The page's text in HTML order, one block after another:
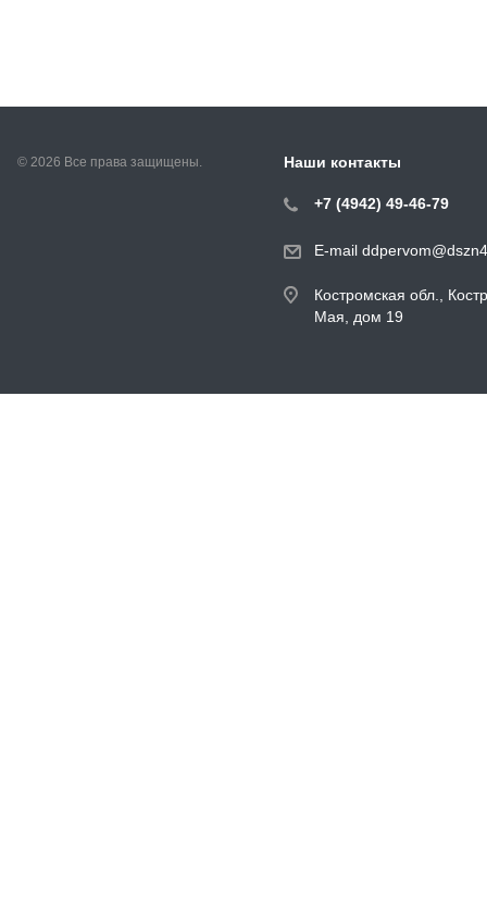
© 2026 Все права защищены. Наши контакты
+7 (4942) 49-46-79
E-mail
Костромская обл.,
Мая, дом 19